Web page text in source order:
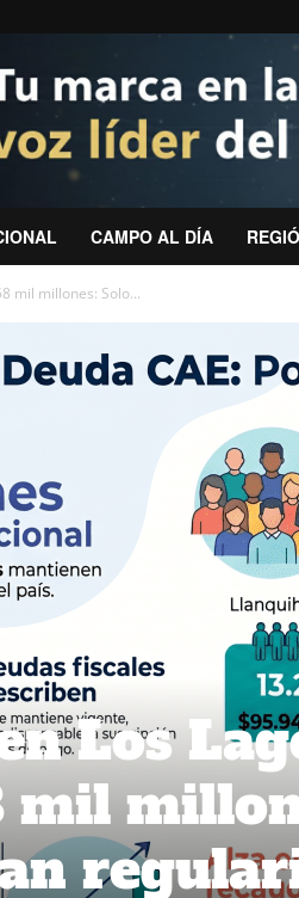
CAMPO AL DÍA
mil millones: Solo...
Los
mil